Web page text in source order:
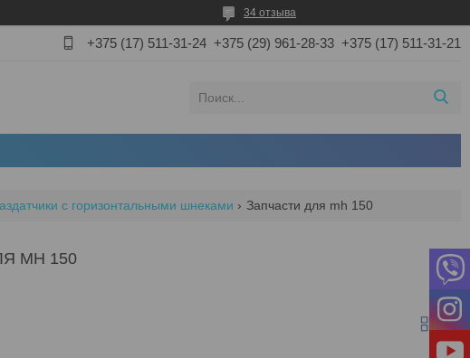
34 отзыва
+375 (17) 511-31-24 +375 (29) 961-28-33 +375 (17) 511-31-21
с горизонтальными шнеками Запчасти для mh 150
MH 150